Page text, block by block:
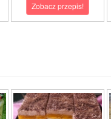
Zobacz przepis!